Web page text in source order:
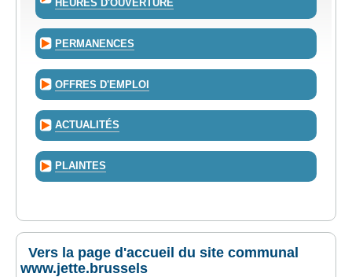
HEURES D'OUVERTURE
PERMANENCES
OFFRES D'EMPLOI
ACTUALITÉS
PLAINTES
Vers la page d'accueil du site communal
www.jette.brussels